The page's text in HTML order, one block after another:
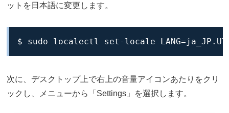
ットを日本語に変更します。
$ sudo localectl set-locale
次に、デスクトップ上で右上の音量アイコンあたりをクリ
ックし、メニューから「Settings」を選択します。